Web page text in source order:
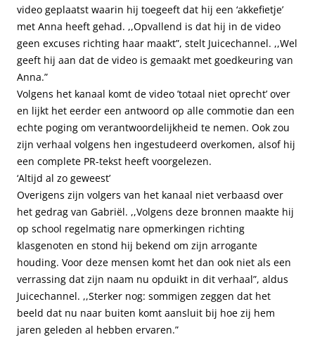
video geplaatst waarin hij toegeeft dat hij een ‘akkefietje’
met Anna heeft gehad. ,,Opvallend is dat hij in de video
geen excuses richting haar maakt”, stelt Juicechannel. ,,Wel
geeft hij aan dat de video is gemaakt met goedkeuring van
Anna.”
Volgens het kanaal komt de video ’totaal niet oprecht’ over
en lijkt het eerder een antwoord op alle commotie dan een
echte poging om verantwoordelijkheid te nemen. Ook zou
zijn verhaal volgens hen ingestudeerd overkomen, alsof hij
een complete PR-tekst heeft voorgelezen.
‘Altijd al zo geweest’
Overigens zijn volgers van het kanaal niet verbaasd over
het gedrag van Gabriël. ,,Volgens deze bronnen maakte hij
op school regelmatig nare opmerkingen richting
klasgenoten en stond hij bekend om zijn arrogante
houding. Voor deze mensen komt het dan ook niet als een
verrassing dat zijn naam nu opduikt in dit verhaal”, aldus
Juicechannel. ,,Sterker nog: sommigen zeggen dat het
beeld dat nu naar buiten komt aansluit bij hoe zij hem
jaren geleden al hebben ervaren.”